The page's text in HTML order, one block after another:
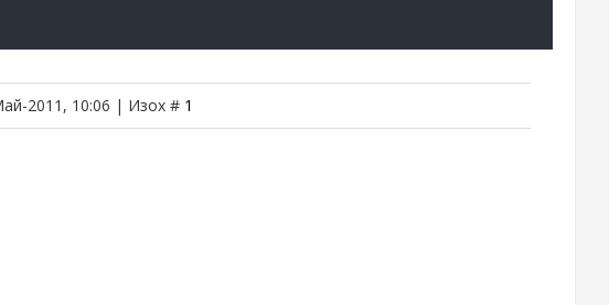
2011, 10:06 | Изох # 1